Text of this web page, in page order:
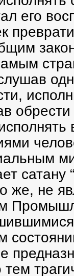
его
обрести
сатану
же, не